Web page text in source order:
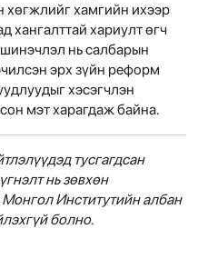
хөгжлийг хамгийн ихээр
хангалттай хариулт өгч
нь салбарын
эрх зүйн реформ
хэсэгчлэн
мэт харагдаж байна.
тусгагдсан
нь зөвхөн
Институтийн албан
болно.